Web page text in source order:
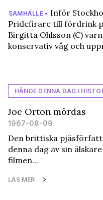
SAMHÄLLE • Inför
Pridefirare till fördrink
Birgitta Ohlsson (C)
konservativ våg och
HÄNDE DENNA DAG I
Joe Orton mördas
1967-08-09
Den brittiska
denna dag av sin
filmen...
LÄS MER